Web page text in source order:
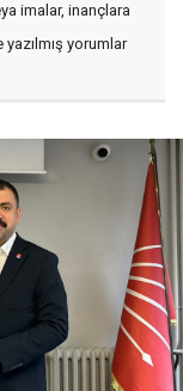
imalar, inançlara
yorumlar